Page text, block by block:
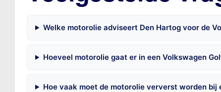
Welke motorolie adviseert Den Hartog voor de
Hoeveel motorolie gaat er in een Volkswagen
Hoe vaak moet de motorolie ververst worden bij